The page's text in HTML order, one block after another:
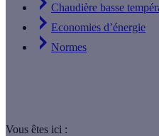
Chaudière basse
Economies d’énergie
Normes
Vous êtes ici :